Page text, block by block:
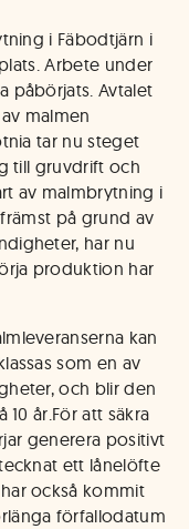
i Fäbodtjärn i
Arbete under
påbörjats. Avtalet
malmen
tar nu steget
till gruvdrift och
av malmbrytning i
på grund av
har nu
produktion har
kan
som en av
och blir den
år.För att säkra
generera positivt
ett lånelöfte
också kommit
förfallodatum